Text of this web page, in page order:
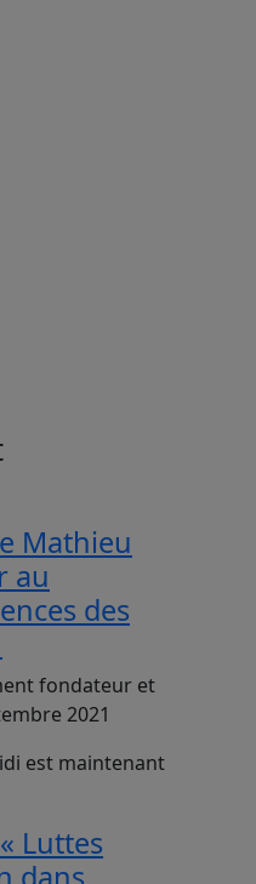
Mathieu
au
des
fondateur et
2021
est maintenant
Luttes